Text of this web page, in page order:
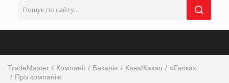
TradeMaster Компанії Бакалія Кава/Какао
«Галка»
Про компанію